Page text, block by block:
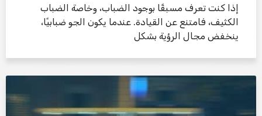
إذا كنت تعرف مسبقًا بوجود الضباب، وخاصة الضباب
الكثيف، فامتنع عن القيادة. عندما يكون الجو ضبابيًا،
ينخفض ​​مجال الرؤية بشكل